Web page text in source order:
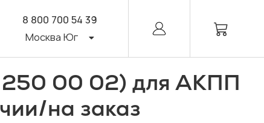
8 800 700 54 39
Москва Юг
250 00 02) для АКПП
/на заказ